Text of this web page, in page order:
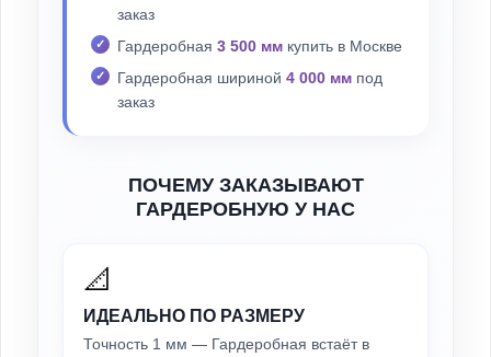
заказ
Гардеробная 3 500 мм купить в Москве
Гардеробная шириной 4 000 мм под
заказ
ПОЧЕМУ ЗАКАЗЫВАЮТ
ГАРДЕРОБНУЮ У НАС
📐
ИДЕАЛЬНО ПО РАЗМЕРУ
Точность 1 мм — Гардеробная встаёт в